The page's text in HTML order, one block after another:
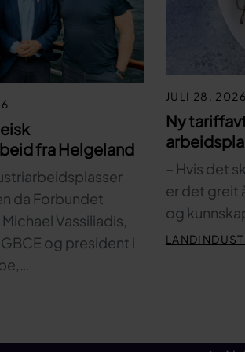
fra Helgeland
da Forbundet
Vassiliadis,
og president i
JULI 28, 2026
Ny
– Hvis det
er det greit
og